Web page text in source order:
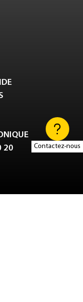
Contactez-nous
20